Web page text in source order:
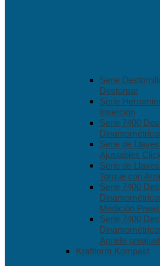
Serie
Destorpar
Serie
Inserción
Serie 7400
Serie de
Ajustables
Serie de
Torque con
Serie 7400
Medición
Serie 7400
Apriete
Kraftform Kompakt